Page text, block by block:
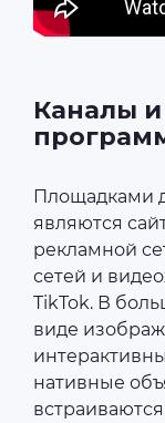
Каналы
Площадками
являются
рекламной
сетей и
TikTok. В
виде
нативные